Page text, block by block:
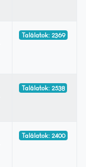
Találatok: 2369
Találatok: 2538
Találatok: 2400